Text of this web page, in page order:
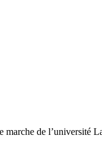
de l’université